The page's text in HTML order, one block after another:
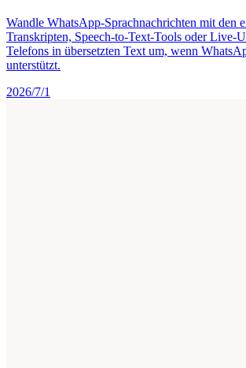
Wandle WhatsApp-Sprachnachrichten mit den
Transkripten, Speech-to-Text-Tools oder Live-
Telefons in übersetzten Text um, wenn
unterstützt.
2026/7/1